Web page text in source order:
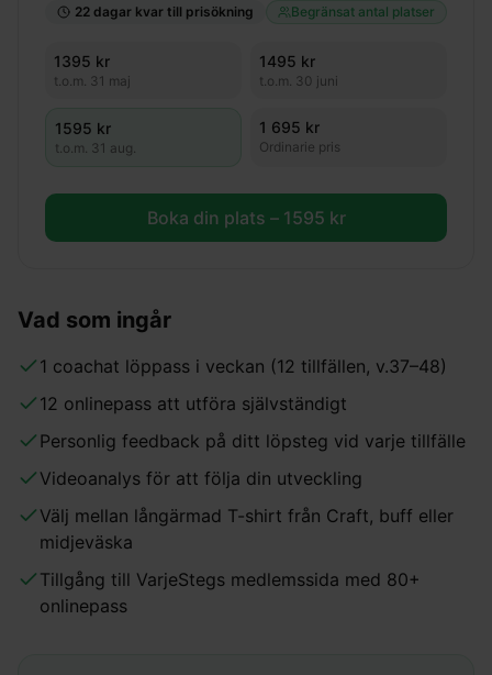
22 dagar kvar till prisökning Begränsat antal platser
1395 kr
t.o.m. 31 maj
1495 kr
t.o.m. 30 juni
1595 kr
t.o.m. 31 aug.
1 695 kr
Ordinarie pris
Boka din plats – 1595 kr
Vad som ingår
1 coachat löppass i veckan (12 tillfällen, v.37–48)
12 onlinepass att utföra självständigt
Personlig feedback på ditt löpsteg vid varje tillfälle
Videoanalys för att följa din utveckling
Välj mellan långärmad T-shirt från Craft, buff eller
midjeväska
Tillgång till VarjeStegs medlemssida med 80+
onlinepass